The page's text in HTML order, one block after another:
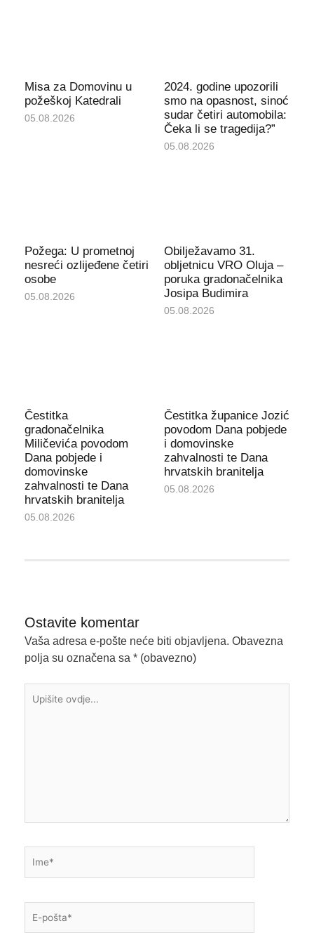
Misa za Domovinu u
požeškoj Katedrali
05.08.2026
2024. godine upozorili
smo na opasnost, sinoć
sudar četiri automobila:
Čeka li se tragedija?”
05.08.2026
Požega: U prometnoj
nesreći ozlijeđene četiri
osobe
05.08.2026
Obilježavamo 31.
obljetnicu VRO Oluja –
poruka gradonačelnika
Josipa Budimira
05.08.2026
Čestitka
gradonačelnika
Miličevića povodom
Dana pobjede i
domovinske
zahvalnosti te Dana
hrvatskih branitelja
05.08.2026
Čestitka županice Jozić
povodom Dana pobjede
i domovinske
zahvalnosti te Dana
hrvatskih branitelja
05.08.2026
Ostavite komentar
Vaša adresa e-pošte neće biti objavljena. Obavezna
polja su označena sa * (obavezno)
ovdje...
pošta*